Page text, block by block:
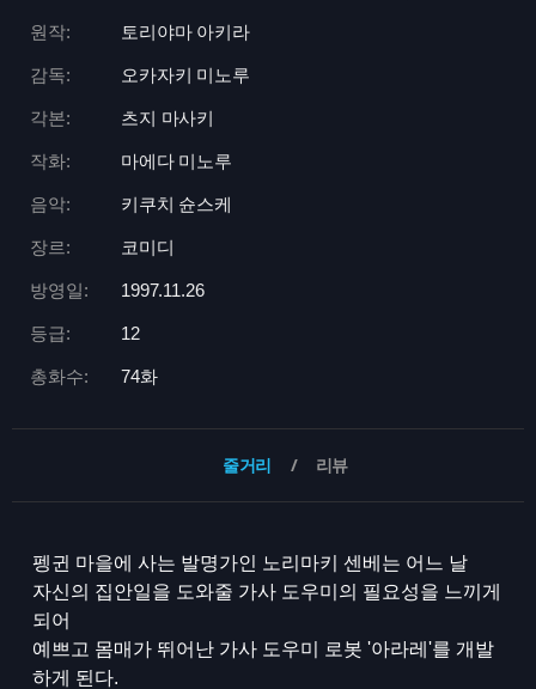
원작: 토리야마 아키라
감독: 오카자키 미노루
각본: 츠지 마사키
작화: 마에다 미노루
음악: 키쿠치 슌스케
장르: 코미디
방영일: 1997.11.26
등급: 12
총화수: 74화
줄거리 리뷰
펭귄 마을에 사는 발명가인 노리마키 센베는 어느 날
자신의 집안일을 도와줄 가사 도우미의 필요성을 느끼게
되어
예쁘고 몸매가 뛰어난 가사 도우미 로봇 '아라레'를 개발
하게 된다.